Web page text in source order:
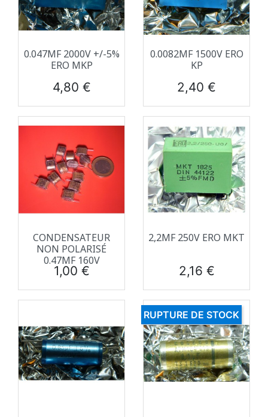
0.047ΜF 2000V +/-5%
ERO MKP
Prix
4,80 €
0.0082ΜF 1500V ERO
KP
Prix
2,40 €
CONDENSATEUR
NON POLARISÉ
0.47ΜF 160V
Prix
1,00 €
2,2ΜF 250V ERO MKT
Prix
2,16 €
RUPTURE DE STOCK